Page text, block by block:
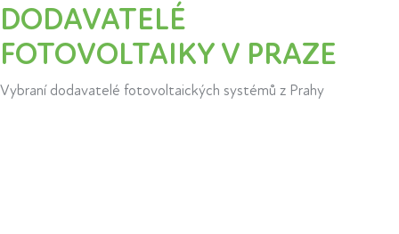
DODAVATELÉ
FOTOVOLTAIKY V PRAZE
Vybraní dodavatelé fotovoltaických systémů z Prahy